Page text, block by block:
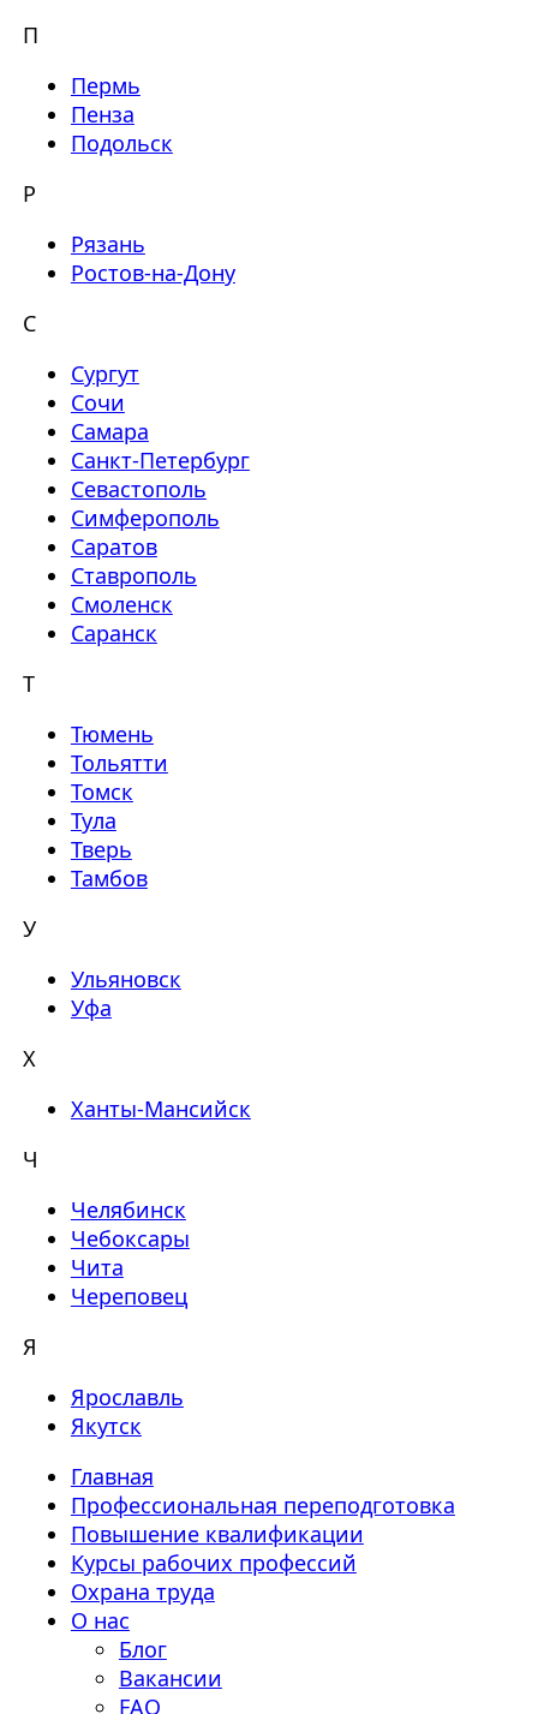
П
Пермь
Пенза
Подольск
Р
Рязань
Ростов-на-Дону
С
Сургут
Сочи
Самара
Санкт-Петербург
Севастополь
Симферополь
Саратов
Ставрополь
Смоленск
Саранск
Т
Тюмень
Тольятти
Томск
Тула
Тверь
Тамбов
У
Ульяновск
Уфа
Х
Ханты-Мансийск
Ч
Челябинск
Чебоксары
Чита
Череповец
Я
Ярославль
Якутск
Главная
Профессиональная переподготовка
Повышение квалификации
Курсы рабочих профессий
Охрана труда
О нас
Блог
Вакансии
FAQ